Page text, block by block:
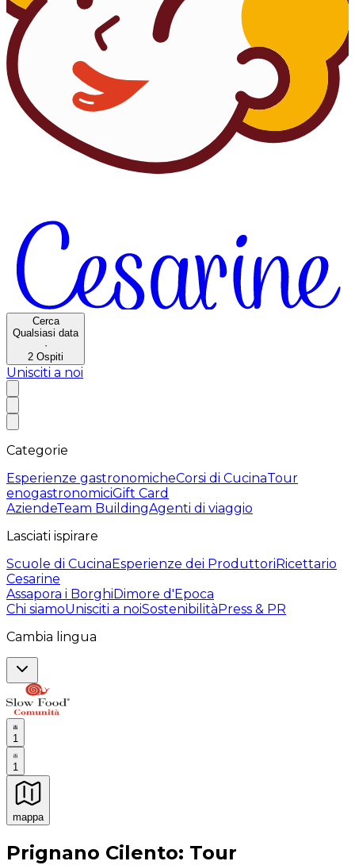
Cerca
Qualsiasi data
·
2 Ospiti
Unisciti a noi
Categorie
Esperienze gastronomicheCorsi di CucinaTour
enogastronomiciGift Card
AziendeTeam BuildingAgenti di viaggio
Lasciati ispirare
Scuole di CucinaEsperienze dei ProduttoriRicettario
Cesarine
Assapora i BorghiDimore d'Epoca
Chi siamoUnisciti a noiSostenibilitàPress & PR
Cambia lingua
1
1
mappa
Esperienze culinarie indimenticabili: Esperienze
Prignano Cilento: Tour